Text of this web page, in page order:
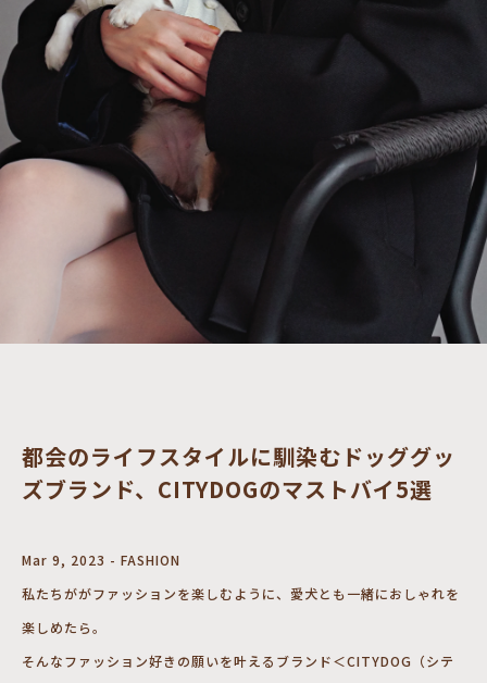
都会のライフスタイルに馴染むドッググッ
ズブランド、CITYDOGのマストバイ5選
Mar 9, 2023 - FASHION
私たちががファッションを楽しむように、愛犬とも一緒におしゃれを
楽しめたら。
そんなファッション好きの願いを叶えるブランド＜CITYDOG（シテ